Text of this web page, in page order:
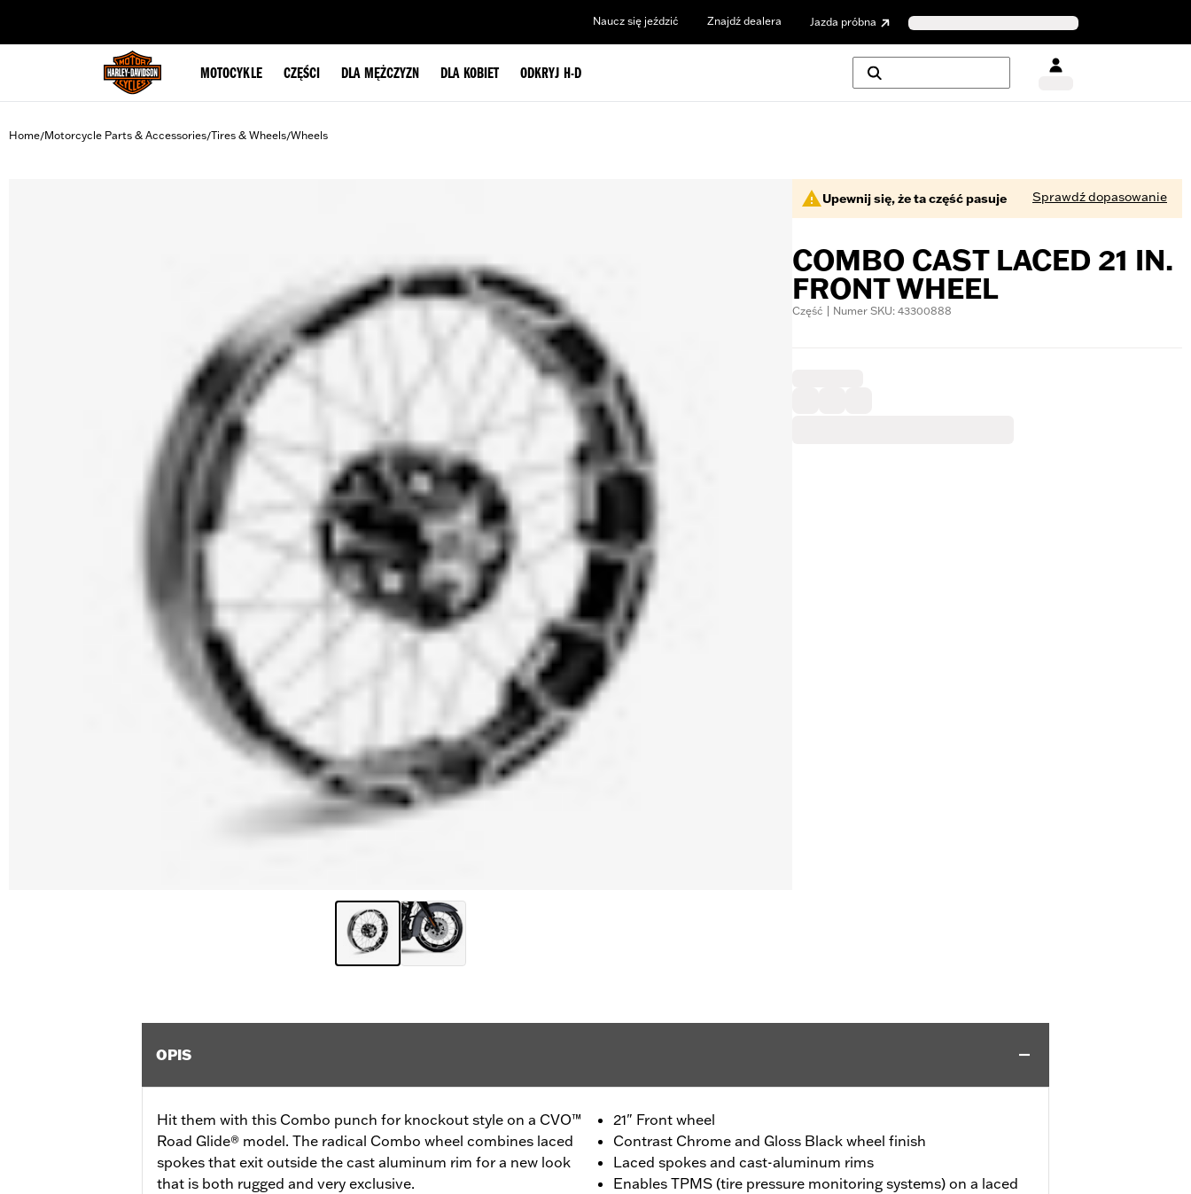
Naucz się jeździć Znajdź dealera Jazda próbna
MOTOCYKLE CZĘŚCI DLA MĘŻCZYZN DLA KOBIET ODKRYJ H-D
Home/Motorcycle Parts & Accessories/Tires & Wheels/Wheels
Upewnij się, że ta część pasuje Sprawdź dopasowanie
COMBO CAST LACED 21 IN.
FRONT WHEEL
Część | Numer SKU: 43300888
OPIS
Hit them with this Combo punch for knockout style on a CVO™
Road Glide® model. The radical Combo wheel combines laced
spokes that exit outside the cast aluminum rim for a new look
that is both rugged and very exclusive.
21" Front wheel
Contrast Chrome and Gloss Black wheel finish
Laced spokes and cast-aluminum rims
Enables TPMS (tire pressure monitoring systems) on a laced